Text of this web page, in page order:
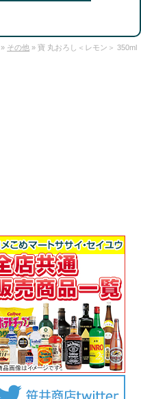
» その他 » 寶 丸おろし＜レモン＞ 350ml